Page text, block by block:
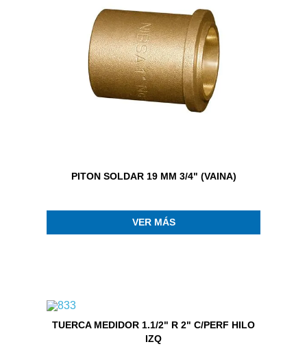
PITON SOLDAR 19 MM 3/4" (VAINA)
VER MÁS
TUERCA MEDIDOR 1.1/2" R 2" C/PERF HILO
IZQ